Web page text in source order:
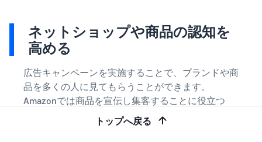
ネットショップや商品の認知を
高める
広告キャンペーンを実施することで、ブランドや商
品を多くの人に見てもらうことができます。
Amazonでは商品を宣伝し集客することに役立つ
様々なプログラムを提供しています。
トップへ戻る